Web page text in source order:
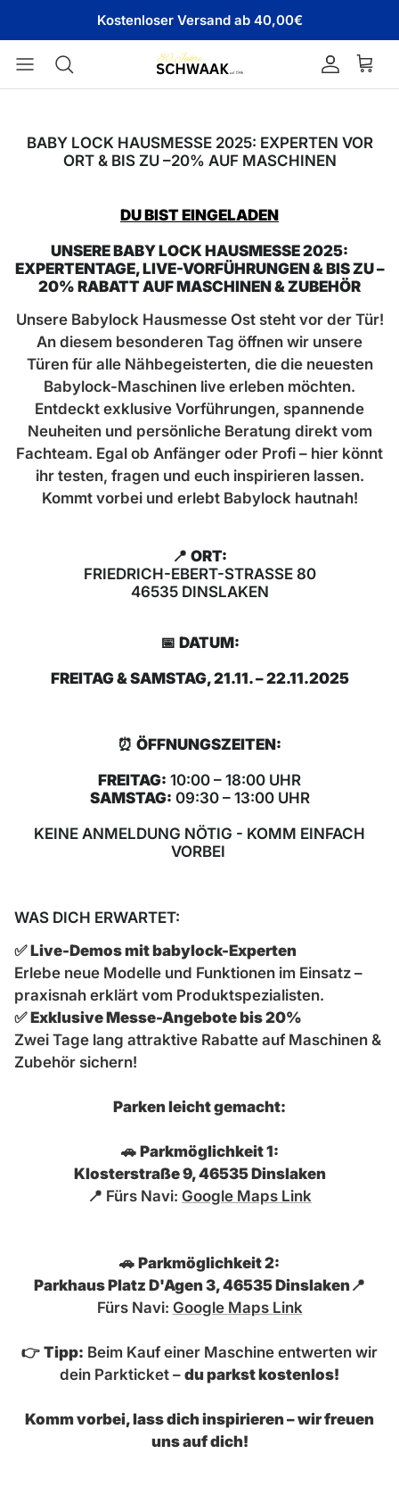
Kostenloser Versand ab 40,00€
Konto
BABY LOCK HAUSMESSE 2025: EXPERTEN VOR
ORT & BIS ZU –20% AUF MASCHINEN
DU BIST EINGELADEN
UNSERE BABY LOCK HAUSMESSE 2025:
EXPERTENTAGE, LIVE-VORFÜHRUNGEN & BIS ZU –
20% RABATT AUF MASCHINEN & ZUBEHÖR
Unsere Babylock Hausmesse Ost steht vor der Tür!
An diesem besonderen Tag öffnen wir unsere
Türen für alle Nähbegeisterten, die die neuesten
Babylock-Maschinen live erleben möchten.
Entdeckt exklusive Vorführungen, spannende
Neuheiten und persönliche Beratung direkt vom
Fachteam. Egal ob Anfänger oder Profi – hier könnt
ihr testen, fragen und euch inspirieren lassen.
Kommt vorbei und erlebt Babylock hautnah!
📍 ORT:
FRIEDRICH-EBERT-STRASSE 80
46535 DINSLAKEN
📅 DATUM:
FREITAG & SAMSTAG, 21.11. – 22.11.2025
⏰ ÖFFNUNGSZEITEN:
FREITAG: 10:00 – 18:00 UHR
SAMSTAG: 09:30 – 13:00 UHR
KEINE ANMELDUNG NÖTIG - KOMM EINFACH
VORBEI
WAS DICH ERWARTET:
✅Live-Demos mit babylock-Experten
Erlebe neue Modelle und Funktionen im Einsatz –
praxisnah erklärt vom Produktspezialisten.
✅Exklusive Messe-Angebote bis 20%
Zwei Tage lang attraktive Rabatte auf Maschinen &
Zubehör sichern!
Parken leicht gemacht:
🚗 Parkmöglichkeit 1:
Klosterstraße 9, 46535 Dinslaken
📍 Fürs Navi: Google Maps Link
🚗 Parkmöglichkeit 2:
Parkhaus Platz D'Agen 3, 46535 Dinslaken📍
Fürs Navi: Google Maps Link
👉 Tipp: Beim Kauf einer Maschine entwerten wir
dein Parkticket – du parkst kostenlos!
Komm vorbei, lass dich inspirieren – wir freuen
uns auf dich!